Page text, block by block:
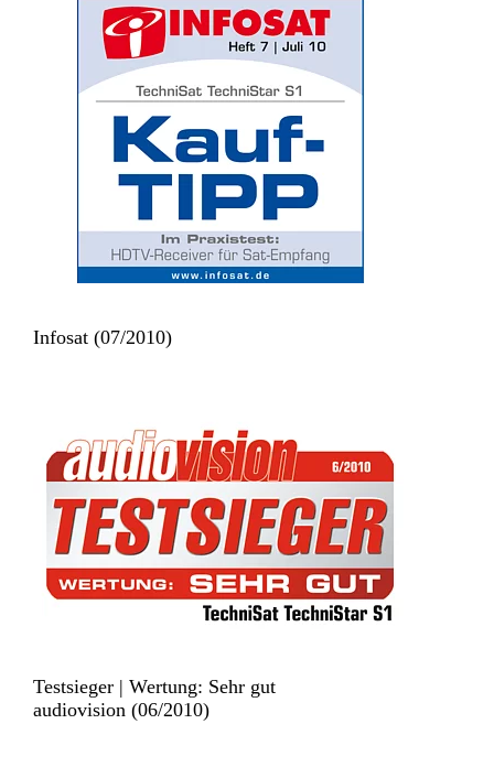
Infosat (07/2010)
Testsieger | Wertung: Sehr gut
audiovision (06/2010)